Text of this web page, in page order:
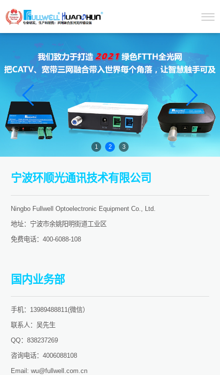
1 2 3
宁波环顺光通讯技术有限公司
Ningbo Fullwell Optoelectronic Equipment Co., Ltd.
地址：宁波市余姚阳明街道工业区
免费电话：400-6088-108
国内业务部
手机：13989488811(微信）
联系人：吴先生
QQ：838237269
咨询电话：4006088108
Email: wu@fullwell.com.cn